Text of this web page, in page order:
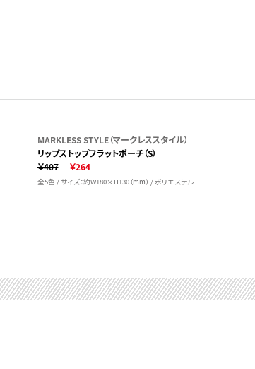
MARKLESS STYLE（マークレススタイル）
リップストップフラットポーチ（S）
￥407
￥264
全5色 / サイズ：約W180×H130（mm） / ポリエステル